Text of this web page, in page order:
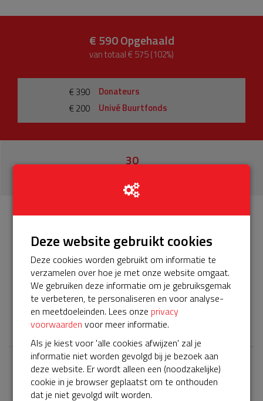
€ 590Opgehaald
van totaal € 575 (102%)
€ 390
Donateurs
€ 200
Univé Buurtfonds
30
Het servicepakket van onze BuurtAED verloopt bijna en
moet worden verlengd, zodat onze AED gebruiksklaar
blijft. Help je mee? Doneer voor ons servicepakket!
𝕏
Laatste donaties
Bekijk alle
Deze website gebruikt cookies
Deze cookies worden gebruikt om informatie te
verzamelen over hoe je met onze website omgaat.
We gebruiken deze informatie om je gebruiksgemak
te verbeteren, te personaliseren en voor analyse-
en meetdoeleinden. Lees onze privacy
voorwaarden voor meer informatie.
Als je kiest voor 'alle cookies afwijzen' zal je
informatie niet worden gevolgd bij je bezoek aan
deze website. Er wordt alleen een (noodzakelijke)
cookie in je browser geplaatst om te onthouden
dat je niet gevolgd wilt worden.